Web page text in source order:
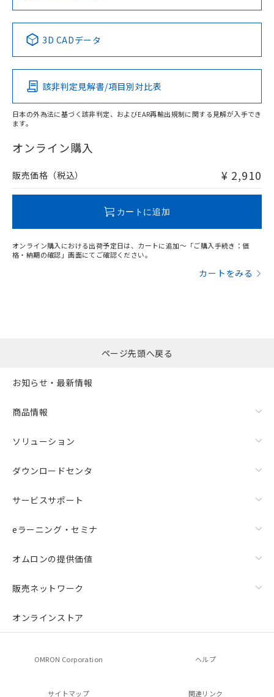
Pb Hg Cd Cr(VI)
O
在庫等で未対応品が混在する可能性があります。
問い合わせください。
No No No No
この製品の規格認証/適合状況ページへ
その他の認証はこちらのページからご検索ください
3D CADデータ
該非判定見解書/項目別対比表
日本の外為法に基づく該非判定、およびEAR再輸出規制に関する見解が入手でき
ます。
オンライン購入
販売価格（税込） ¥ 2,910
カートに追加
オンライン購入における出荷予定日は、カートに追加～「ご購入手続き：価
格・納期の確認」画面にてご確認ください。
カートをみる
ページ先頭へ戻る
お知らせ・最新情報
商品情報
ソリューション
ダウンロードセンタ
サービスサポート
eラーニング・セミナ
オムロンの提供価値
販売ネットワーク
オンラインストア
OMRON Corporation ヘルプ
サイトマップ 関連リンク